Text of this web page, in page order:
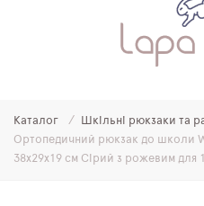
ШКІЛЬНІ РЮКЗАКИ ТА РАНЦІ
МОЛОДІЖНІ РЮКЗАКИ
Каталог
Шкільні рюкзаки та
Ортопедичний рюкзак до школи
38х29х19 см Сірий з рожевим для